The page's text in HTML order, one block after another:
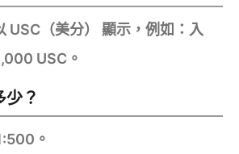
USC（美分） 顯示，例如：入
USC。
少？
。